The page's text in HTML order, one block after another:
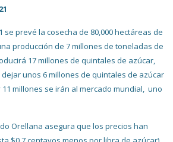
se prevé la cosecha de 80,000 hectáreas de
producción de 7 millones de toneladas de
17 millones de quintales de azúcar,
unos 6 millones de quintales de azúcar
millones se irán al mercado mundial, uno
Orellana asegura que los precios han